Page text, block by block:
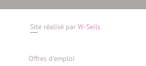
Site réalisé par W-Seils
Offres d'emploi